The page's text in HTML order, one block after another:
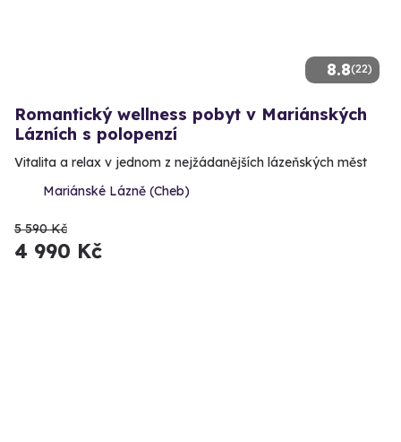
8.8(22)
Romantický wellness pobyt v Mariánských
Lázních s polopenzí
Vitalita a relax v jednom z nejžádanějších lázeňských měst
Mariánské Lázně (Cheb)
5 590 Kč
4 990 Kč